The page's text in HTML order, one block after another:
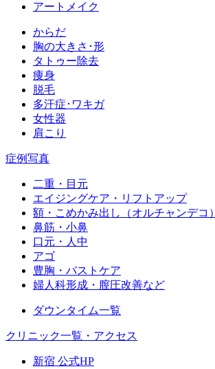
アートメイク
からだ
胸の大きさ･形
タトゥー除去
痩身
脱毛
多汗症･ワキガ
女性器
肩こり
症例写真
二重・目元
エイジングケア・リフトアップ
額・こめかみ出し（オルチャンデコ）
鼻筋・小鼻
口元・人中
アゴ
豊胸・バストケア
婦人科形成・膣圧改善など
ダウンタイム一覧
クリニック一覧・アクセス
新宿 公式HP